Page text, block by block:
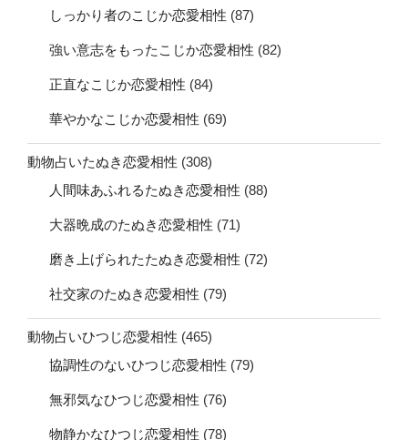
しっかり者のこじか恋愛相性 (87)
強い意志をもったこじか恋愛相性 (82)
正直なこじか恋愛相性 (84)
華やかなこじか恋愛相性 (69)
動物占いたぬき恋愛相性 (308)
人間味あふれるたぬき恋愛相性 (88)
大器晩成のたぬき恋愛相性 (71)
磨き上げられたたぬき恋愛相性 (72)
社交家のたぬき恋愛相性 (79)
動物占いひつじ恋愛相性 (465)
協調性のないひつじ恋愛相性 (79)
無邪気なひつじ恋愛相性 (76)
物静かなひつじ恋愛相性 (78)